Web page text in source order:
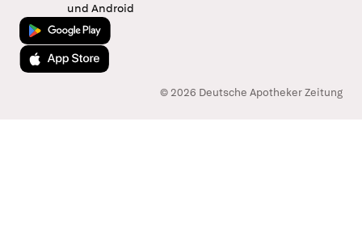
und Android
Jetzt bei Google Play
Laden im App Store
© 2026 Deutsche Apotheker Zeitung